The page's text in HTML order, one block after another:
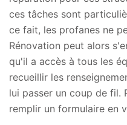
ces tâches sont
ce fait, les profanes ne
Rénovation peut alors
qu'il a accès à tous les
recueillir les
lui passer un coup de fil.
remplir un formulaire en